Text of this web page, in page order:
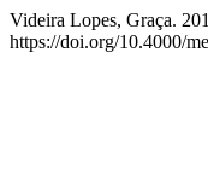
Videira Lopes, Graça.
https://doi.org/10.4000/